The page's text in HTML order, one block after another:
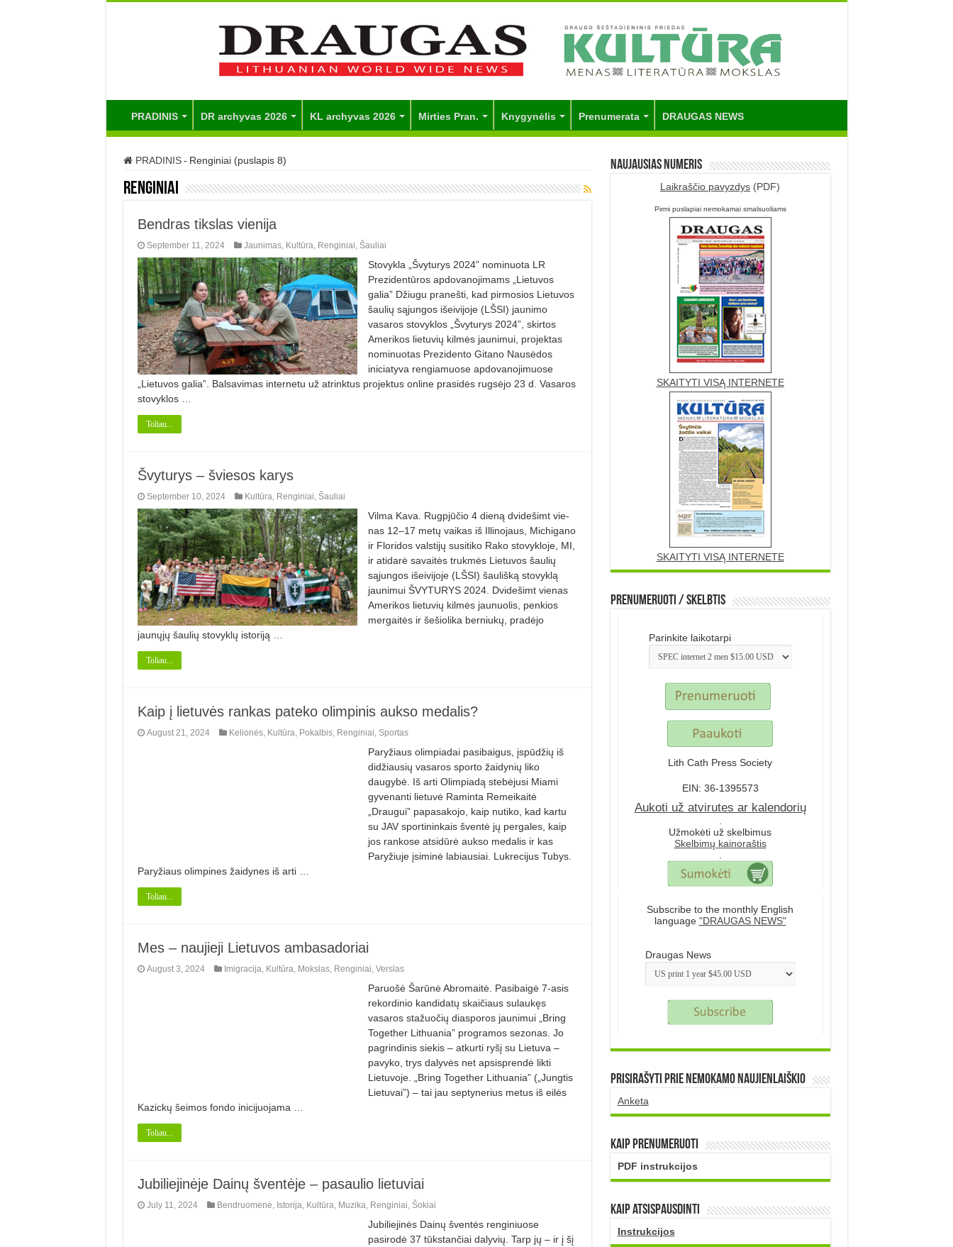
PRADINIS DR archyvas 2026 KL archyvas 2026 Mirties Pran. Knygynėlis Prenumerata DRAUGAS NEWS
PRADINIS - Renginiai (puslapis 8)
Renginiai
Bendras tikslas vienija
September 11, 2024 Jaunimas, Kultūra Renginiai Šauliai
Stovykla „Švyturys 2024” nominuota LR
Prezidentūros apdovanojimams „Lietuvos
galia” Džiugu pranešti, kad pirmosios Lietuvos
šaulių sąjungos išeivijoje (LŠSI) jaunimo
vasaros stovyklos „Švyturys 2024”, skirtos
Amerikos lietuvių kilmės jaunimui, projektas
nominuotas Prezidento Gitano Nausėdos
iniciatyva rengiamuose apdovanojimuose
„Lietuvos galia”. Balsavimas internetu už atrinktus projektus online prasidės rugsėjo 23 d. Vasaros
stovyklos …
Toliau...
Švyturys – šviesos karys
September 10, 2024 Kultūra Renginiai Šauliai
Vilma Kava. Rugpjūčio 4 dieną dvidešimt vie­
nas 12–17 metų vaikas iš Illino­jaus, Michigano
ir Floridos valstijų susitiko Rako stovykloje, MI,
ir atidarė savaitės trukmės Lietuvos šaulių
sąjungos išeivijoje (LŠSI) šaulišką stovyklą
jaunimui ŠVYTURYS 2024. Dvidešimt vienas
Amerikos lietuvių kilmės jaunuolis, penkios
mergaitės ir šešiolika berniukų, pradėjo
jaunųjų šaulių stovyklų istoriją …
Toliau...
Kaip į lietuvės rankas pateko olimpinis aukso medalis?
August 21, 2024 Kelionės, Kultūra Pokalbis, Renginiai Sportas
Paryžiaus olimpiadai pasibaigus, įspūdžių iš
didžiausių vasaros sporto žaidynių liko
daugybė. Iš arti Olimpiadą stebėjusi Miami
gyvenanti lietuvė Raminta Remeikaitė
„Draugui” papasakojo, kaip nutiko, kad kartu
su JAV sportininkais šventė jų pergales, kaip
jos rankose atsidūrė aukso medalis ir kas
Paryžiuje įsiminė labiausiai. Lukrecijus Tubys.
Paryžiaus olimpines žaidynes iš arti …
Toliau...
Mes ­– naujieji Lietuvos ambasadoriai
August 3, 2024 Imigracija Kultūra Mokslas, Renginiai Verslas
Paruošė Šarūnė Abromaitė. Pasibaigė 7-asis
rekordinio kandidatų skaičiaus sulaukęs
vasaros stažuočių diasporos jaunimui „Bring
Together Lithuania” programos sezonas. Jo
pagrindinis siekis – atkurti ryšį su Lietuva –
pavyko, trys dalyvės net apsisprendė likti
Lietuvoje. „Bring Together Lithuania” („Jungtis
Lietuvai”) – tai jau septynerius metus iš eilės
Kazickų šeimos fondo inicijuojama …
Toliau...
Jubiliejinėje Dainų šventėje – pasaulio lietuviai
July 11, 2024 Bendruomenė Istorija Kultūra Muzika Renginiai Šokiai
Jubiliejinės Dainų šventės renginiuose
pasirodė 37 tūkstančiai dalyvių. Tarp jų – ir į šį
Naujausias numeris
Laikraščio pavyzdys (PDF)
Pirmi puslapiai nemokamai smalsuoliams
SKAITYTI VISĄ INTERNETE
SKAITYTI VISĄ INTERNETE
Prenumeruoti / Skelbtis
Parinkite laikotarpi
Lith Cath Press Society
EIN: 36-1395573
Aukoti už atvirutes ar kalendorių
.
Užmokėti už skelbimus
Skelbimų kainoraštis
.
Subscribe to the monthly English
language "DRAUGAS NEWS"
Draugas News
Prisirašyti prie nemokamo naujienlaiškio
Anketa
Kaip prenumeruoti
PDF instrukcijos
Kaip atsispausdinti
Instrukcijos